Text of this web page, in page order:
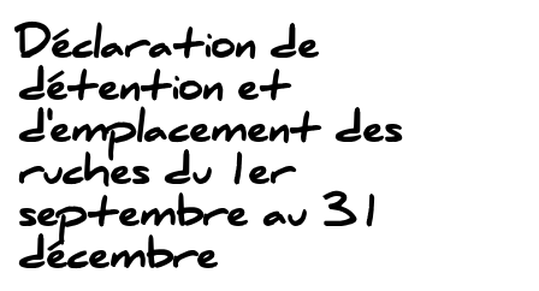
Déclaration de
détention et
d'emplacement des
ruches du 1er
septembre au 31
décembre